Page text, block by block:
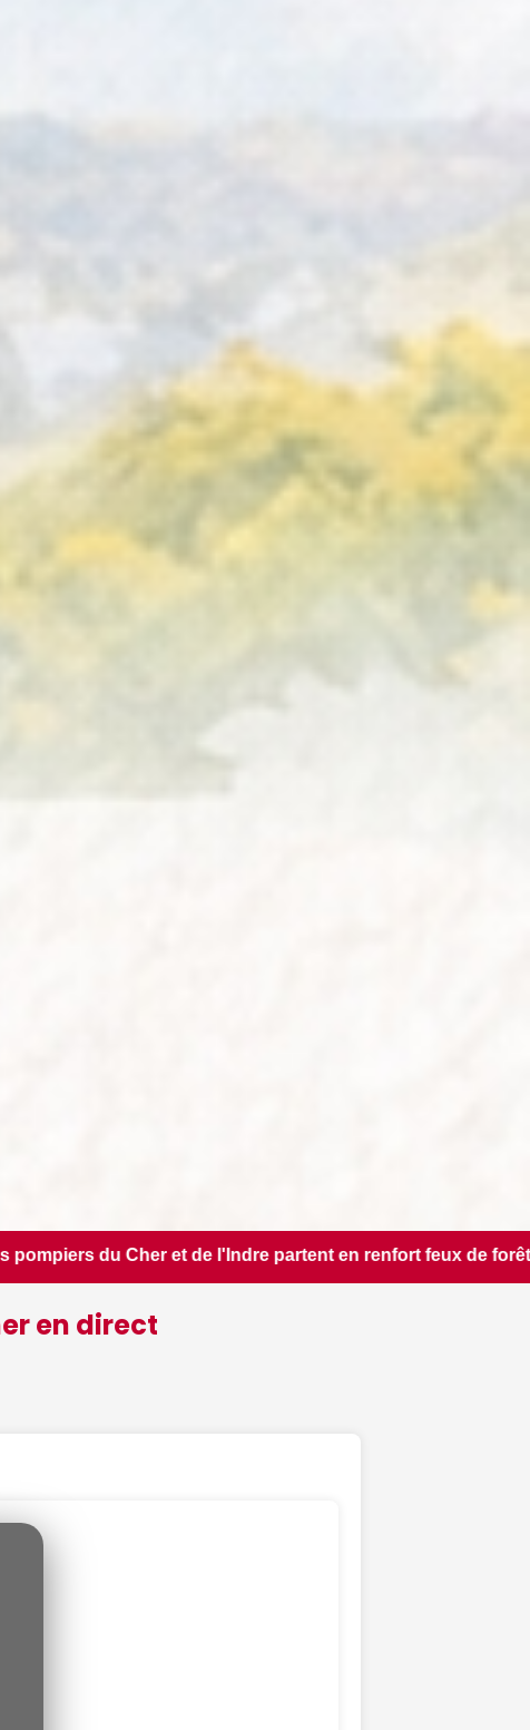
dans l'Aude - ici.fr • 📰 Foire du lac, course de
en direct